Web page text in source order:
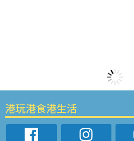
港玩港食港生活